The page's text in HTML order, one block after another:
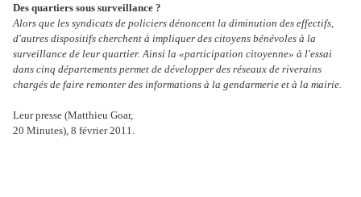
Des quartiers sous surveillance ?
Alors que les syndicats de policiers dénoncent la diminution des effectifs,
d'autres dispositifs cherchent à impliquer des citoyens bénévoles à la
surveillance de leur quartier. Ainsi la «participation citoyenne» à l'essai
dans cinq départements permet de développer des réseaux de riverains
chargés de faire remonter des informations à la gendarmerie et à la mairie.
Leur presse (Matthieu Goar,
20 Minutes), 8 février 2011.